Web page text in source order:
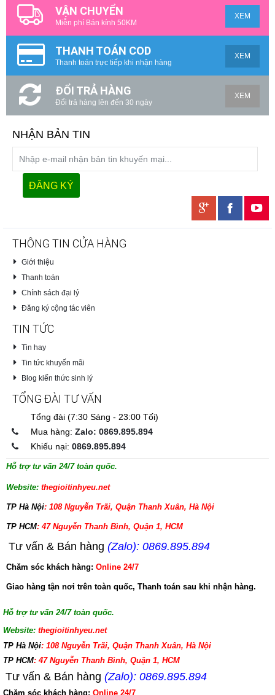
VẬN CHUYỂN
Miễn phí Bán kính 50KM
XEM
THANH TOÁN COD
Thanh toán trực tiếp khi nhận hàng
XEM
ĐỔI TRẢ HÀNG
Đổi trả hàng lên đến 30 ngày
XEM
NHẬN BẢN TIN
THÔNG TIN CỬA HÀNG
Giới thiệu
Thanh toán
Chính sách đại lý
Đăng ký cộng tác viên
TIN TỨC
Tin hay
Tin tức khuyến mãi
Blog kiến thức sinh lý
TỔNG ĐÀI TƯ VẤN
Tổng đài (7:30 Sáng - 23:00 Tối)
Mua hàng: Zalo: 0869.895.894
Khiếu nại: 0869.895.894
Hỗ trợ tư vấn 24/7 toàn quốc.
Website: thegioitinhyeu.net
TP Hà Nội: 108 Nguyễn Trãi, Quận Thanh Xuân, Hà Nội
TP HCM: 47 Nguyễn Thanh Bình, Quận 1, HCM
Tư vấn & Bán hàng (Zalo): 0869.895.894
Chăm sóc khách hàng: Online 24/7
Giao hàng tận nơi trên toàn quốc, Thanh toán sau khi nhận hàng.
Hỗ trợ tư vấn 24/7 toàn quốc.
Website: thegioitinhyeu.net
TP Hà Nội: 108 Nguyễn Trãi, Quận Thanh Xuân, Hà Nội
TP HCM: 47 Nguyễn Thanh Bình, Quận 1, HCM
Tư vấn & Bán hàng (Zalo): 0869.895.894
Chăm sóc khách hàng: Online 24/7